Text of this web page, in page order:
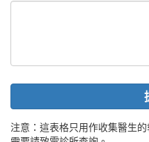
注意：這表格只用作收集醫生